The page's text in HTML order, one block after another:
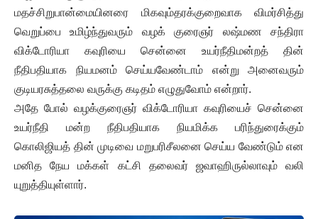
மதச்சிறுபான்மையினரை மிகவும்தரக்குறைவாக விமர்சித்து
வெறுப்பை உமிழ்ந்துவரும் வழக் குரைஞர் லஷ்மண சந்திரா
விக்டோரியா கவுரியை சென்னை உயர்நீதிமன்றத் தின்
நீதிபதியாக நியமனம் செய்யவேண்டாம் என்று அனைவரும்
குடியரசுத்தலை வருக்கு கடிதம் எழுதுவோம் என்றார்.
அதே போல் வழக்குரைஞர் விக்டோரியா கவுரியைச் சென்னை
உயர்நீதி மன்ற நீதிபதியாக நியமிக்க பரிந்துரைக்கும்
கொலிஜியத் தின் முடிவை மறுபரிசீலனை செய்ய வேண்டும் என
மனித நேய மக்கள் கட்சி தலைவர் ஜவாஹிருல்லாவும் வலி
யுறுத்தியுள்ளார்.